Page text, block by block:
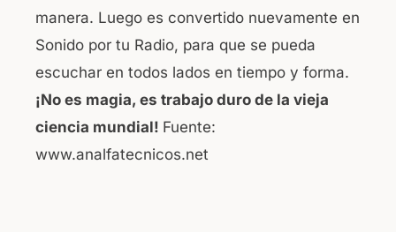
manera. Luego es convertido nuevamente en
Sonido por tu Radio, para que se pueda
escuchar en todos lados en tiempo y forma.
¡No es magia, es trabajo duro de la vieja
ciencia mundial! Fuente:
www.analfatecnicos.net